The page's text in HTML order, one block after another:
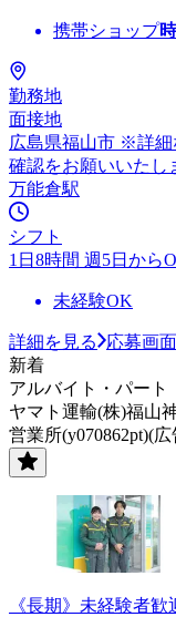
携帯ショップ
勤務地
面接地
広島県福山市 ※詳細
確認をお願いいたし
万能倉駅
シフト
1日8時間 週5日から
未経験OK
詳細を見る
応募画
新着
アルバイト・パート
ヤマト運輸(株)福山
営業所(y070862pt)(
《長期》未経験者